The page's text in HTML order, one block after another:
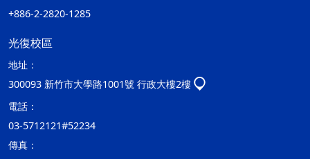
+886-2-2820-1285
光復校區
地址：
300093 新竹市大學路1001號 行政大樓2樓
電話：
03-5712121#52234
傳真：